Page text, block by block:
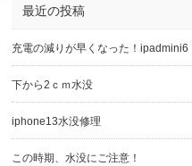
最近の投稿
充電の減りが早くなった！ipadmini6
下から2ｃｍ水没
iphone13水没修理
この時期、水没にご注意！